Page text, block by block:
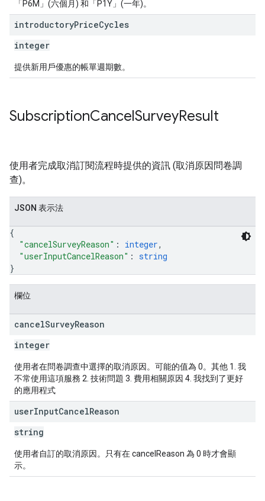
「P6M」(六個月) 和「P1Y」(一年)。
introductoryPriceCycles
integer
提供新用戶優惠的帳單週期數。
SubscriptionCancelSurveyResult
使用者完成取消訂閱流程時提供的資訊 (取消原因問卷調
查)。
JSON 表示法
{
"cancelSurveyReason" : integer,
"userInputCancelReason" : string
}
欄位
cancelSurveyReason
integer
使用者在問卷調查中選擇的取消原因。可能的值為 0。其他 1. 我
不常使用這項服務 2. 技術問題 3. 費用相關原因 4. 我找到了更好
的應用程式
userInputCancelReason
string
使用者自訂的取消原因。只有在 cancelReason 為 0 時才會顯
示。